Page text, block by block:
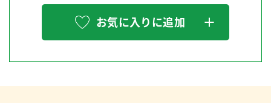
お気に入りに追加